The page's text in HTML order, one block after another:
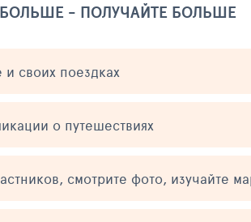
- ПОЛУЧАЙТЕ БОЛЬШЕ
своих поездках
о путешествиях
смотрите фото, изучайте